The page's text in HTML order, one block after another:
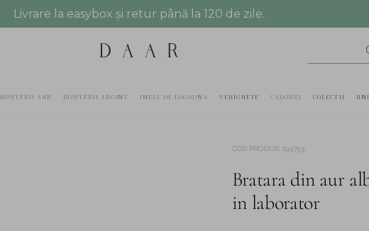
Livrare la easybox și retur până la 120 de zile.
BIJUTERII AUR BIJUTERII ARGINT INELE DE LOGODNA VERIGHETE CADOURI COLECTII
COD PRODUS: 193753
Bratara din aur
in laborator